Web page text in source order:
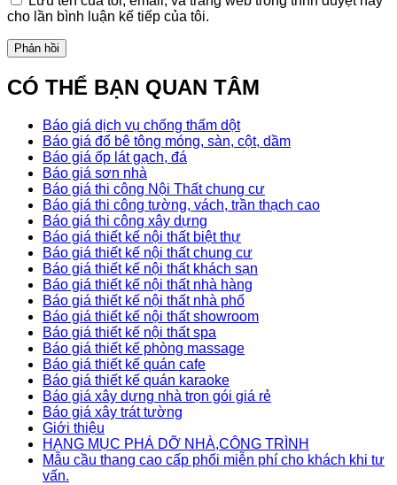
cho lần bình luận kế tiếp của tôi.
CÓ THỂ BẠN QUAN TÂM
Báo giá dịch vụ chống thấm dột
Báo giá đổ bê tông móng, sàn, cột, dầm
Báo giá ốp lát gạch, đá
Báo giá sơn nhà
Báo giá thi công Nội Thất chung cư
Báo giá thi công tường, vách, trần thạch cao
Báo giá thi công xây dựng
Báo giá thiết kế nội thất biệt thự
Báo giá thiết kế nội thất chung cư
Báo giá thiết kế nội thất khách sạn
Báo giá thiết kế nội thất nhà hàng
Báo giá thiết kế nội thất nhà phố
Báo giá thiết kế nội thất showroom
Báo giá thiết kế nội thất spa
Báo giá thiết kế phòng massage
Báo giá thiết kế quán cafe
Báo giá thiết kế quán karaoke
Báo giá xây dựng nhà trọn gói giá rẻ
Báo giá xây trát tường
Giới thiệu
HẠNG MỤC PHÁ DỠ NHÀ,CÔNG TRÌNH
Mẫu cầu thang cao cấp phối miễn phí cho khách khi tư
vấn.